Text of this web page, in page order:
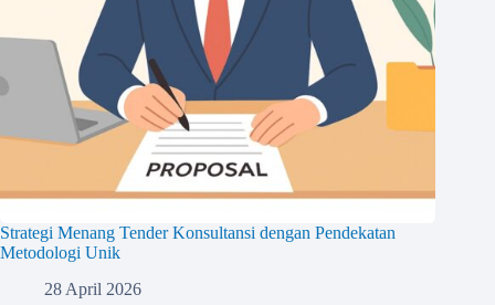
Strategi Menang Tender Konsultansi dengan Pendekatan
Metodologi Unik
28 April 2026